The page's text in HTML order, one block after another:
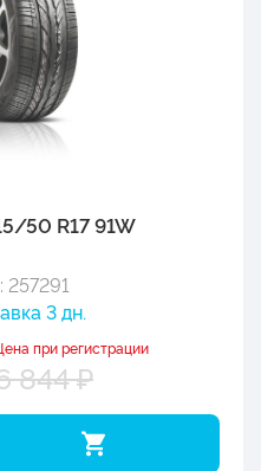
50 R17 91W
257291
3 дн.
при регистрации
844 ₽